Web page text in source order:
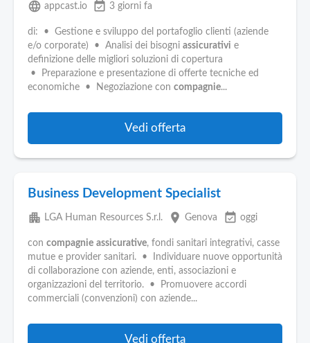
language appcast.io event_available 3 giorni fa
di: • Gestione e sviluppo del portafoglio clienti (aziende
e/o corporate) • Analisi dei bisogni assicurativi e
definizione delle migliori soluzioni di copertura
• Preparazione e presentazione di offerte tecniche ed
economiche • Negoziazione con compagnie...
Vedi offerta
Business Development Specialist
apartment LGA Human Resources S.r.l. place Genova event_available oggi
con compagnie assicurative, fondi sanitari integrativi, casse
mutue e provider sanitari. • Individuare nuove opportunità
di collaborazione con aziende, enti, associazioni e
organizzazioni del territorio. • Promuovere accordi
commerciali (convenzioni) con aziende...
Vedi offerta